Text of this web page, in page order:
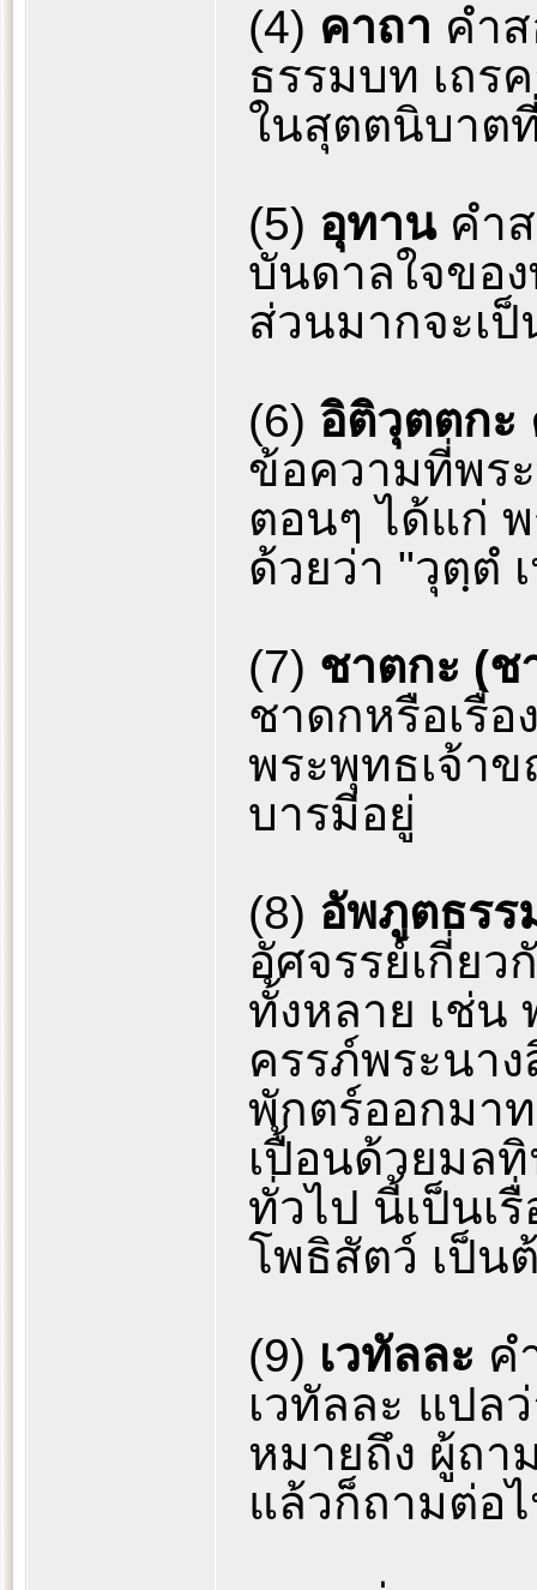
(4) คาถา คำ
ธรรมบท เถร
ในสุตตนิบาต
(5) อุทาน คำ
บันดาลใจขอ
ส่วนมากจะเ
(6) อิติวุตตกะ
ข้อความที่พร
ตอนๆ ได้แก่
ด้วยว่า "วุตฺตํ
(7) ชาตกะ (
ชาดกหรือเรื่
พระพุทธเจ้า
บารมีอยู่
(8) อัพภูตธร
อัศจรรย์เกี่ยว
ทั้งหลาย เช่น
ครรภ์พระนา
พักตร์ออกมา
เปื้อนด้วยมล
ทั่วไป นี้เป็นเ
โพธิสัตว์ เป็น
(9) เวทัลละ ค
เวทัลละ แปล
หมายถึง ผู้ถา
แล้วก็ถามต่อไ